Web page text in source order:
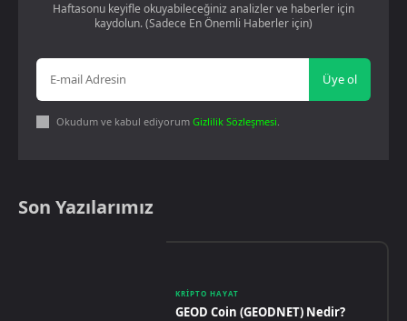
Haftasonu keyifle okuyabileceğiniz analizler ve haberler için
kaydolun. (Sadece En Önemli Haberler için)
Üye ol
Okudum ve kabul ediyorum Gizlilik Sözleşmesi.
Son Yazılarımız
KRIPTO HAYAT
GEOD Coin (GEODNET) Nedir?